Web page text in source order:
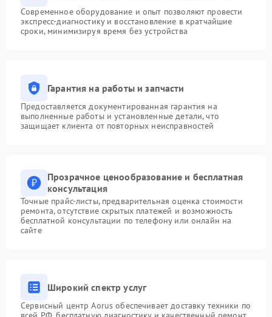
Современное оборудование и опыт позволяют провести
экспресс-диагностику и восстановление в кратчайшие
сроки, минимизируя время без устройства
Гарантия на работы и запчасти
Предоставляется документированная гарантия на
выполненные работы и установленные детали, что
защищает клиента от повторных неисправностей
Прозрачное ценообразование и бесплатная
консультация
Точные прайс-листы, предварительная оценка стоимости
ремонта, отсутствие скрытых платежей и возможность
бесплатной консультации по телефону или онлайн на
сайте
Широкий спектр услуг
Сервисный центр Aorus обеспечивает доставку техники по